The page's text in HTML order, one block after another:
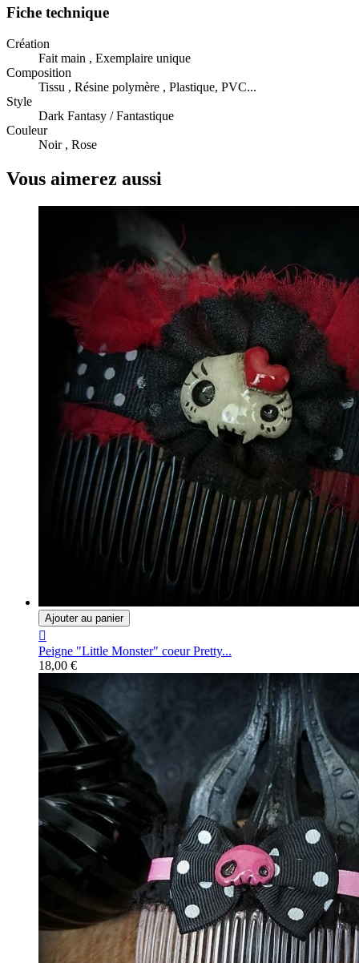
Fiche technique
Création
Fait main , Exemplaire unique
Composition
Tissu , Résine polymère , Plastique, PVC...
Style
Dark Fantasy / Fantastique
Couleur
Noir , Rose
Vous aimerez aussi
Ajouter au panier

Peigne "Little Monster" coeur Pretty...
18,00 €